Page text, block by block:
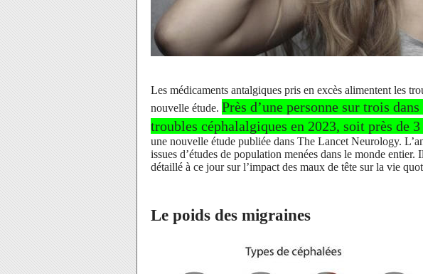
Les médicaments antalgiques pris en excès alimentent les
nouvelle étude. Près d’une personne sur trois
troubles céphalalgiques en 2023, soit près de
une nouvelle étude publiée dans The Lancet Neurology.
issues d’études de population menées dans le monde entier.
détaillé à ce jour sur l’impact des maux de tête sur la vie
Le poids des migraines